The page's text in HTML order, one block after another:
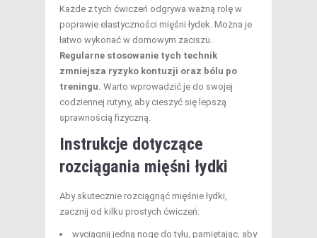
Każde z tych ćwiczeń odgrywa ważną rolę w
poprawie elastyczności mięśni łydek. Można je
łatwo wykonać w domowym zaciszu.
Regularne stosowanie tych technik
zmniejsza ryzyko kontuzji oraz bólu po
treningu. Warto wprowadzić je do swojej
codziennej rutyny, aby cieszyć się lepszą
sprawnością fizyczną.
Instrukcje dotyczące
rozciągania mięśni łydki
Aby skutecznie rozciągnąć mięśnie łydki,
zacznij od kilku prostych ćwiczeń:
wyciągnij jedną nogę do tyłu, pamiętając, aby